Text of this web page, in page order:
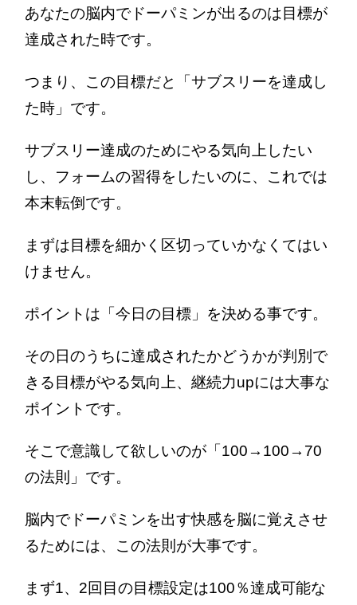
あなたの脳内でドーパミンが出るのは目標が
達成された時です。
つまり、この目標だと「サブスリーを達成し
た時」です。
サブスリー達成のためにやる気向上したい
し、フォームの習得をしたいのに、これでは
本末転倒です。
まずは目標を細かく区切っていかなくてはい
けません。
ポイントは「今日の目標」を決める事です。
その日のうちに達成されたかどうかが判別で
きる目標がやる気向上、継続力upには大事な
ポイントです。
そこで意識して欲しいのが「100→100→70
の法則」です。
脳内でドーパミンを出す快感を脳に覚えさせ
るためには、この法則が大事です。
まず1、2回目の目標設定は100％達成可能な